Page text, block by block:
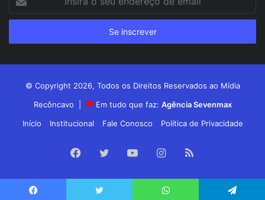
seu
de
© Copyright 2026, Todos os Direitos Reservados ao Mídia
Recôncavo |
Em tudo que faz: Agência Sevenmax
Início
Institucional Fale Conosco Política de Privacidade
Facebook
TwitterYouTubeInstagram
RSS